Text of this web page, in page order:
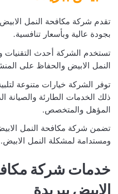
تقدم شركة مكافحة النمل
بجودة عالية وبأسعار تنافسية.
تستخدم الشركة أحدث التقنيات
النمل الابيض والحفاظ على
توفر الشركة خيارات متنوعة
ذلك الخدمات الطارئة والصيانة
المؤهل والمتخصص.
تضمن شركة مكافحة النمل
ومستدامة لمشكلة النمل الابيض.
خدمات شركة
الابيض ببريدة